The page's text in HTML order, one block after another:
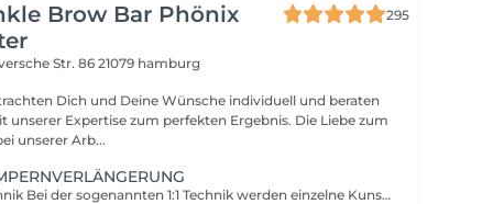
Brow Bar Phönix
295
Str. 8621079 hamburg
Dich und Deine Wünsche individuell und beraten
Expertise zum perfekten Ergebnis. Die Liebe zum
unserer Arb...
1x1 Technik Bei der sogenannten 1:1 Technik werden einzelne Kunstwimpern an einzelne Naturwimpern appliziert. Diese Technik ist besonders für Wimperneinsteiger gut geeignet und bei Wunsch auch jederzeit auf die Volumentechnik erweiterbar.